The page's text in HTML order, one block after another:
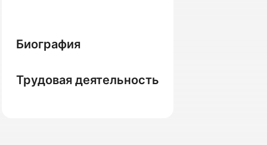
Биография
Трудовая деятельность